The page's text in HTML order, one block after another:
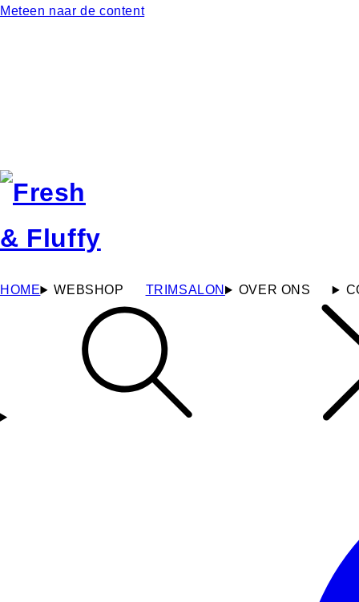
Meteen naar de content
HOME WEBSHOP TRIMSALON OVER ONS